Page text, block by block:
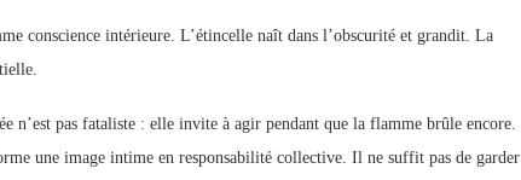
conscience intérieure. L’étincelle naît dans l’obscurité et grandit. La
n’est pas fataliste : elle invite à agir pendant que la flamme brûle encore.
une image intime en responsabilité collective. Il ne suffit pas de garder